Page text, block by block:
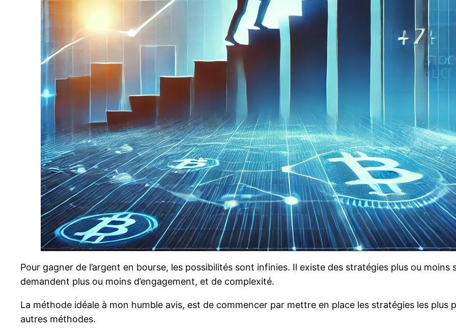
Pour gagner de l’argent en bourse, les possibilités sont infinies. Il existe des stratégies plus ou
demandent plus ou moins d’engagement, et de complexité.
La méthode idéale à mon humble avis, est de commencer par mettre en place les stratégies les plus
autres méthodes.